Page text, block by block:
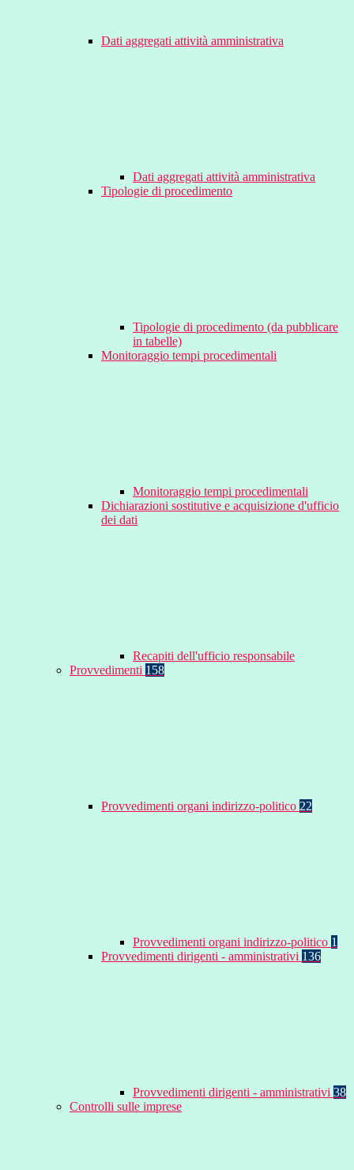
Dati aggregati attività amministrativa
Dati aggregati attività amministrativa
Tipologie di procedimento
Tipologie di procedimento (da pubblicare
in tabelle)
Monitoraggio tempi procedimentali
Monitoraggio tempi procedimentali
Dichiarazioni sostitutive e acquisizione d'ufficio
dei dati
Recapiti dell'ufficio responsabile
Provvedimenti 158
Provvedimenti organi indirizzo-politico 22
Provvedimenti organi indirizzo-politico 1
Provvedimenti dirigenti - amministrativi 136
Provvedimenti dirigenti - amministrativi 38
Controlli sulle imprese